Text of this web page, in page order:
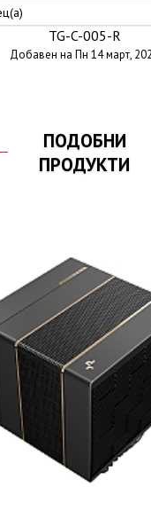
TG-C-005-R
Добавен на Пн 14 март,
ПОДОБНИ
ПРОДУКТИ